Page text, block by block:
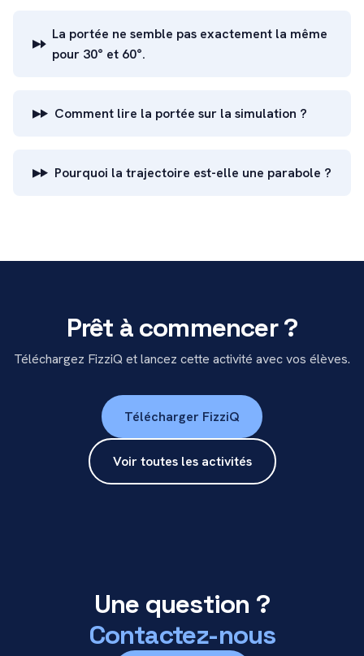
La portée ne semble pas exactement la même
pour 30° et 60°.
Comment lire la portée sur la simulation ?
Pourquoi la trajectoire est-elle une parabole ?
Prêt à commencer ?
Téléchargez FizziQ et lancez cette activité avec vos élèves.
Télécharger FizziQ
Voir toutes les activités
Une question ?
Contactez-nous